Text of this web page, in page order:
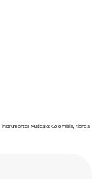
instrumentos Musicales Colombia,tienda